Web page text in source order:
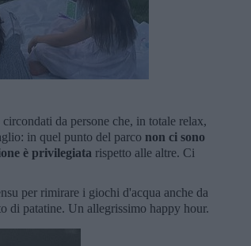
da persone che, in totale relax,
in quel punto del parco non ci sono
è privilegiata rispetto alle altre. Ci
per rimirare i giochi d'acqua anche da
di patatine. Un allegrissimo happy hour.